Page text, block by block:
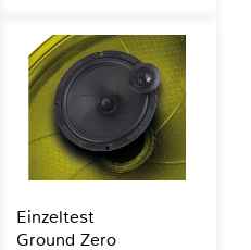
Einzeltest
Ground Zero